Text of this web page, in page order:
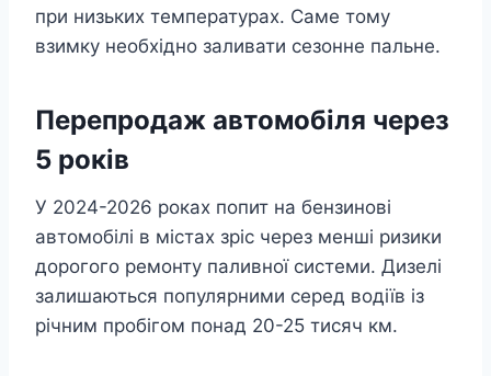
при низьких температурах. Саме тому
взимку необхідно заливати сезонне пальне.
Перепродаж автомобіля через
5 років
У 2024-2026 роках попит на бензинові
автомобілі в містах зріс через менші ризики
дорогого ремонту паливної системи. Дизелі
залишаються популярними серед водіїв із
річним пробігом понад 20-25 тисяч км.